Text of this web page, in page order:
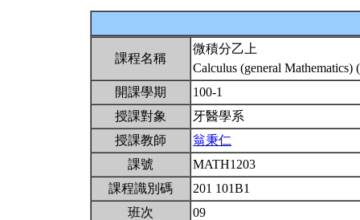
課程名稱
微積分乙上
Calculus (general Mathematics)
開課學期
100-1
授課對象
牙醫學系
授課教師
翁秉仁
課號
MATH1203
課程識別碼
201 101B1
班次
09